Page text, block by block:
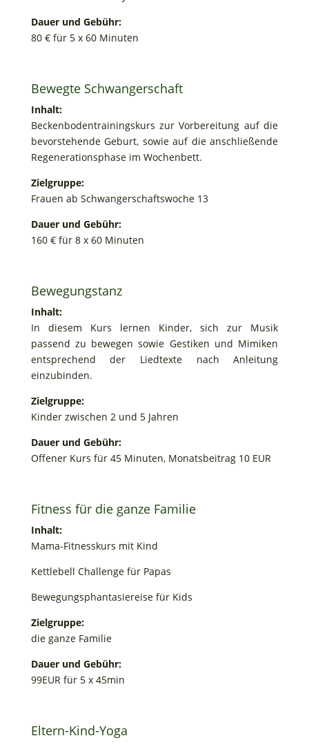
Dauer und Gebühr:
80 € für 5 x 60 Minuten
Bewegte Schwangerschaft
Inhalt:
Beckenbodentrainingskurs zur Vorbereitung auf die
bevorstehende Geburt, sowie auf die anschließende
Regenerationsphase im Wochenbett.
Zielgruppe:
Frauen ab Schwangerschaftswoche 13
Dauer und Gebühr:
160 € für 8 x 60 Minuten
Bewegungstanz
Inhalt:
In diesem Kurs lernen Kinder, sich zur Musik
passend zu bewegen sowie Gestiken und Mimiken
entsprechend der Liedtexte nach Anleitung
einzubinden.
Zielgruppe:
Kinder zwischen 2 und 5 Jahren
Dauer und Gebühr:
Offener Kurs für 45 Minuten, Monatsbeitrag 10 EUR
Fitness für die ganze Familie
Inhalt:
Mama-Fitnesskurs mit Kind
Kettlebell Challenge für Papas
Bewegungsphantasiereise für Kids
Zielgruppe:
die ganze Familie
Dauer und Gebühr:
99EUR für 5 x 45min
Eltern-Kind-Yoga